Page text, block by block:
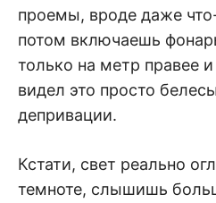
проемы, вроде даже
потом включаешь
только на метр правее
видел это просто
депривации.
Кстати, свет реально
темноте, слышишь